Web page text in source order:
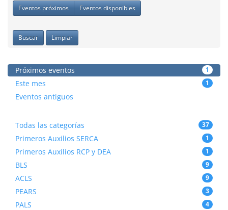
Eventos próximos Eventos disponibles
Buscar Limpiar
Próximos eventos 1
Este mes 1
Eventos antiguos
Todas las categorías 37
Primeros Auxilios SERCA 1
Primeros Auxilios RCP y DEA 1
BLS 9
ACLS 9
PEARS 3
PALS 4